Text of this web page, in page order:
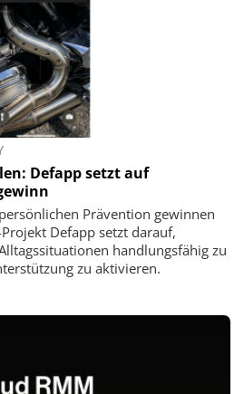
Defapp setzt auf
Prävention gewinnen
Defapp setzt darauf,
handlungsfähig zu
zu aktivieren.